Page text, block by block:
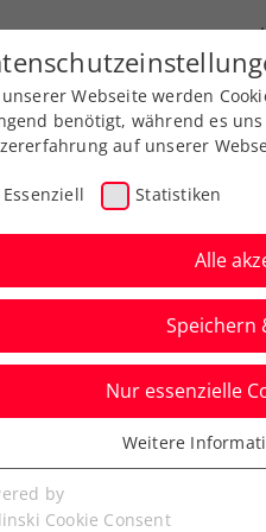
Ausbildung
Webseite werden
benötigt, während es
auf unserer
Essenziell Statistiken
Alle
Speichern
Nur essenzielle
Cookies werden für
benötigt. Dadurch ist
Weitere
by
Cookie Consent